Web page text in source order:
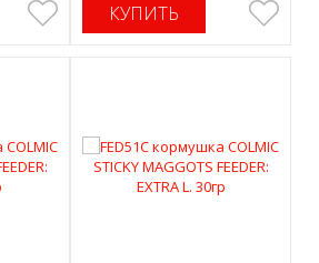
КУПИТЬ